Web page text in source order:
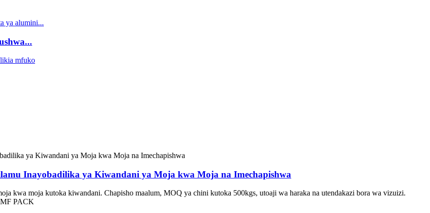
Inayobadilika ya Kiwandani ya Moja kwa Moja na Imechapishwa
kwa moja kutoka kiwandani. Chapisho maalum, MOQ ya chini kutoka 500kgs, utoaji wa haraka na utendakazi bora wa vizuizi.
MF PACK